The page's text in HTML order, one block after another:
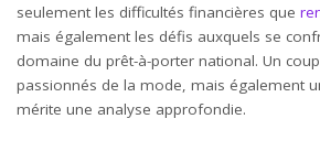
seulement les difficultés financières que
mais également les défis auxquels se
domaine du prêt-à-porter national. Un
passionnés de la mode, mais également
mérite une analyse approfondie.